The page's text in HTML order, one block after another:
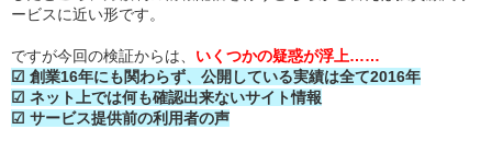
ービスに近い形です。
ですが今回の検証からは、 いくつかの疑惑が浮上……
☑ 創業16年にも関わらず、公開している実績は全て2016年
☑ ネット上では何も確認出来ないサイト情報
☑ サービス提供前の利用者の声